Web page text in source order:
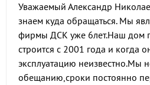
Уважаемый Александр
знаем куда обращаться. Мы
фирмы ДСК уже 6лет.Наш дом
строится с 2001 года и когда
эксплуатацию неизвестно.Мы
обещанию,сроки постоянно